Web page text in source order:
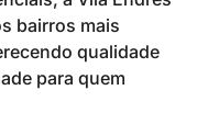
bairros mais
qualidade
para quem